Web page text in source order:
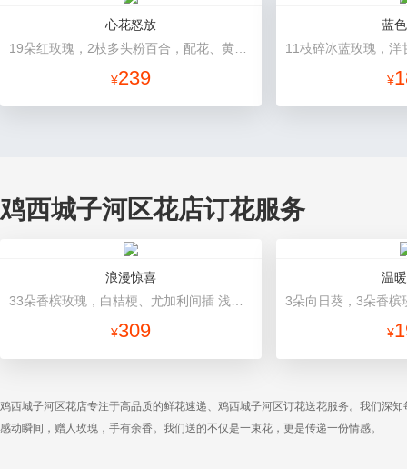
心花怒放
¥239
蓝
¥
鸡西城子河区花店订花服务
浪漫惊喜
¥309
温
¥
鸡西城子河区花店专注于高品质的鲜花速递、鸡西城子河区订花送花服务。我们深
感动瞬间，赠人玫瑰，手有余香。我们送的不仅是一束花，更是传递一份情感。